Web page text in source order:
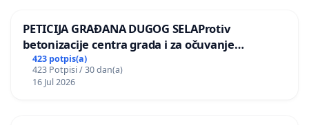
PETICIJA GRAĐANA DUGOG SELAProtiv
betonizacije centra grada i za očuvanje
postojećih zelenih površina i odraslih stabala pri
donošenju izmjena urbanističkog plana
423 potpis(a)
423 Potpisi / 30 dan(a)
16 Jul 2026